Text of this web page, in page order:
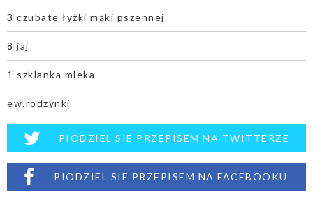
3 czubate łyżki mąki pszennej
8 jaj
1 szklanka mleka
ew.rodzynki
PIODZIEL SIE PRZEPISEM NA TWITTERZE
PIODZIEL SIE PRZEPISEM NA FACEBOOKU